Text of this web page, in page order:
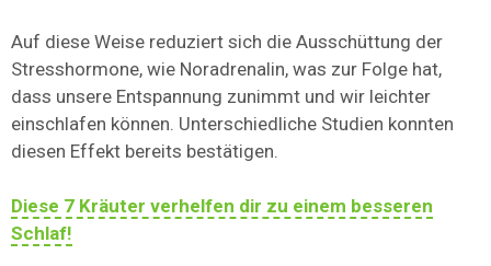
Auf diese Weise reduziert sich die Ausschüttung der
Stresshormone, wie Noradrenalin, was zur Folge hat,
dass unsere Entspannung zunimmt und wir leichter
einschlafen können. Unterschiedliche Studien konnten
diesen Effekt bereits bestätigen.
Diese 7 Kräuter verhelfen dir zu einem besseren
Schlaf!